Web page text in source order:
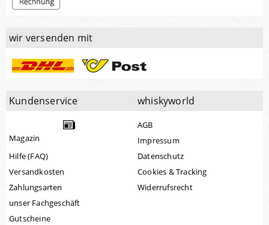
wir versenden mit
Kundenservice
Magazin
Hilfe (FAQ)
Versandkosten
Zahlungsarten
unser Fachgeschäft
Gutscheine
whiskyworld
AGB
Impressum
Datenschutz
Cookies & Tracking
Widerrufsrecht